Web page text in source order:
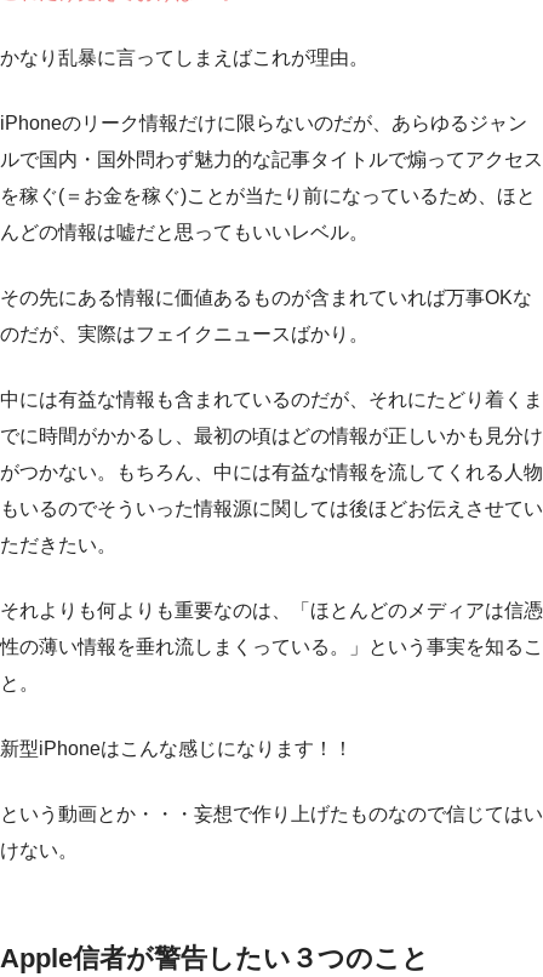
かなり乱暴に言ってしまえばこれが理由。
iPhoneのリーク情報だけに限らないのだが、あらゆるジャン
ルで国内・国外問わず魅力的な記事タイトルで煽ってアクセス
を稼ぐ(＝お金を稼ぐ)ことが当たり前になっているため、ほと
んどの情報は嘘だと思ってもいいレベル。
その先にある情報に価値あるものが含まれていれば万事OKな
のだが、実際はフェイクニュースばかり。
中には有益な情報も含まれているのだが、それにたどり着くま
でに時間がかかるし、最初の頃はどの情報が正しいかも見分け
がつかない。もちろん、中には有益な情報を流してくれる人物
もいるのでそういった情報源に関しては後ほどお伝えさせてい
ただきたい。
それよりも何よりも重要なのは、「ほとんどのメディアは信憑
性の薄い情報を垂れ流しまくっている。」という事実を知るこ
と。
新型iPhoneはこんな感じになります！！
という動画とか・・・妄想で作り上げたものなので信じてはい
けない。
Apple信者が警告したい３つのこと